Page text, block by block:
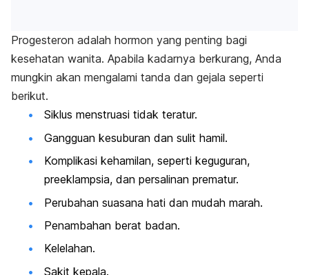
Progesteron adalah hormon yang penting bagi
kesehatan wanita. Apabila kadarnya berkurang, Anda
mungkin akan mengalami tanda dan gejala seperti
berikut.
Siklus menstruasi tidak teratur.
Gangguan kesuburan dan sulit hamil.
Komplikasi kehamilan, seperti keguguran,
preeklampsia, dan persalinan prematur.
Perubahan suasana hati dan mudah marah.
Penambahan berat badan.
Kelelahan.
Sakit kepala.